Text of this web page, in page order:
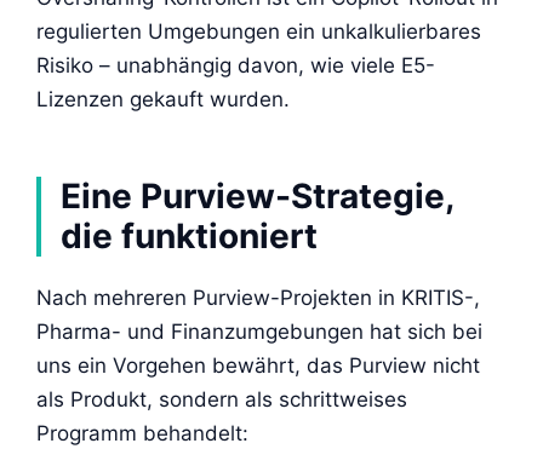
regulierten Umgebungen ein unkalkulierbares
Risiko – unabhängig davon, wie viele E5-
Lizenzen gekauft wurden.
Eine Purview-Strategie,
die funktioniert
Nach mehreren Purview-Projekten in KRITIS-,
Pharma- und Finanzumgebungen hat sich bei
uns ein Vorgehen bewährt, das Purview nicht
als Produkt, sondern als schrittweises
Programm behandelt: